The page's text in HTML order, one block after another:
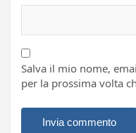
Salva il mio nome,
per la prossima volta